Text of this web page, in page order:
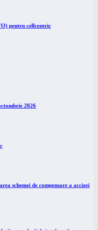
pentru cellcentric
2026
schemei de compensare a accizei